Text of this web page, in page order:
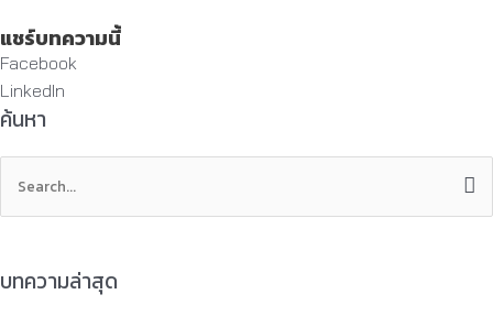
แชร์บทความนี้
Facebook
LinkedIn
ค้นหา
Search
for:
บทความล่าสุด